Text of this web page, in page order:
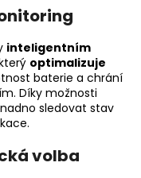
inteligentním
optimalizuje
baterie a chrání
Díky možnosti
sledovat stav
volba